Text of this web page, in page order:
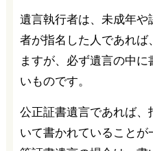
遺言執行者は、未成年
者が指名した人であれば
ますが、必ず遺言の中
いものです。
公正証書遺言であれば、
いて書かれていることが